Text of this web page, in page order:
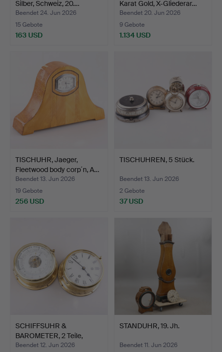
Silber, Schweiz, 20.…
Beendet 24. Jun 2026
15 Gebote
163 USD
Karat Gold, X-Gliederar…
Beendet 20. Jun 2026
9 Gebote
1.134 USD
TISCHUHR, Jaeger,
Fleetwood body corp´n, A…
Beendet 13. Jun 2026
19 Gebote
256 USD
TISCHUHREN, 5 Stück.
Beendet 13. Jun 2026
2 Gebote
37 USD
SCHIFFSUHR &
BAROMETER, 2 Teile,
Schatz, M…
Beendet 12. Jun 2026
STANDUHR, 19. Jh.
Beendet 11. Jun 2026